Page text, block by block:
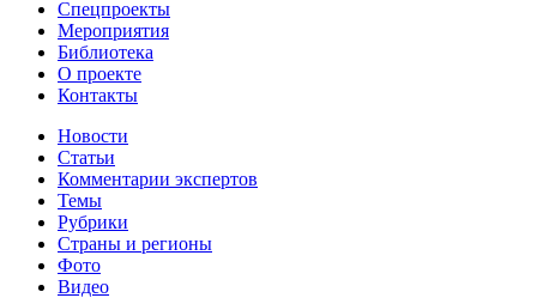
Спецпроекты
Мероприятия
Библиотека
О проекте
Контакты
Новости
Статьи
Комментарии экспертов
Темы
Рубрики
Страны и регионы
Фото
Видео